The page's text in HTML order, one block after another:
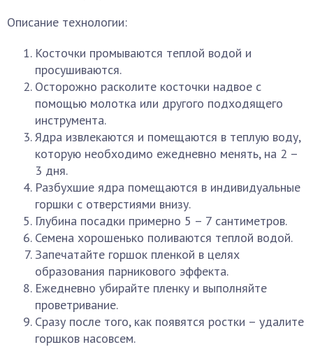
Описание технологии:
Косточки промываются теплой водой и
просушиваются.
Осторожно расколите косточки надвое с
помощью молотка или другого подходящего
инструмента.
Ядра извлекаются и помещаются в теплую воду,
которую необходимо ежедневно менять, на 2 –
3 дня.
Разбухшие ядра помещаются в индивидуальные
горшки с отверстиями внизу.
Глубина посадки примерно 5 – 7 сантиметров.
Семена хорошенько поливаются теплой водой.
Запечатайте горшок пленкой в целях
образования парникового эффекта.
Ежедневно убирайте пленку и выполняйте
проветривание.
Сразу после того, как появятся ростки – удалите
горшков насовсем.